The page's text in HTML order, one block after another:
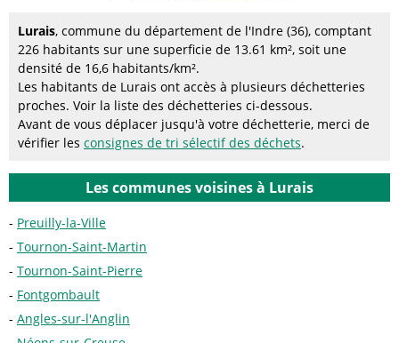
Lurais, commune du département de l'Indre (36), comptant
226 habitants sur une superficie de 13.61 km², soit une
densité de 16,6 habitants/km².
Les habitants de Lurais ont accès à plusieurs déchetteries
proches. Voir la liste des déchetteries ci-dessous.
Avant de vous déplacer jusqu'à votre déchetterie, merci de
vérifier les consignes de tri sélectif des déchets.
Les communes voisines à Lurais
Preuilly-la-Ville
Tournon-Saint-Martin
Tournon-Saint-Pierre
Fontgombault
Angles-sur-l'Anglin